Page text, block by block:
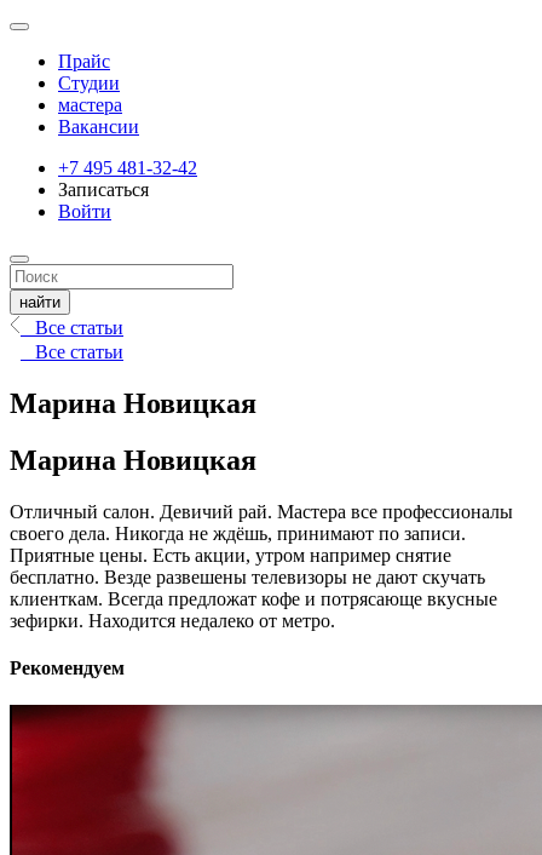
Прайс
Студии
мастера
Вакансии
+7 495 481-32-42
Записаться
Войти
Все статьи
Все статьи
Марина Новицкая
Марина Новицкая
Отличный салон. Девичий рай. Мастера все профессионалы
своего дела. Никогда не ждёшь, принимают по записи.
Приятные цены. Есть акции, утром например снятие
бесплатно. Везде развешены телевизоры не дают скучать
клиенткам. Всегда предложат кофе и потрясающе вкусные
зефирки. Находится недалеко от метро.
Рекомендуем